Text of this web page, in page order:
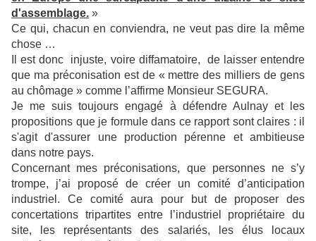
d'assemblage. »
Ce qui, chacun en conviendra, ne veut pas dire la même
chose …
Il est donc injuste, voire diffamatoire, de laisser entendre
que ma préconisation estde « mettre des milliers de gens
au chômage » comme l’affirme Monsieur SEGURA.
Je me suis toujours engagé à défendre Aulnay et les
propositions que je formule dans ce rapport sont claires : il
s'agit d'assurer une production pérenne et ambitieuse
dans notre pays.
Concernant mes préconisations, que personnes ne s’y
trompe, j’ai proposé de créer un comité d’anticipation
industriel. Ce comité aura pour but de proposer des
concertations tripartites entre l’industriel propriétaire du
site, les représentants des salariés, les élus locaux